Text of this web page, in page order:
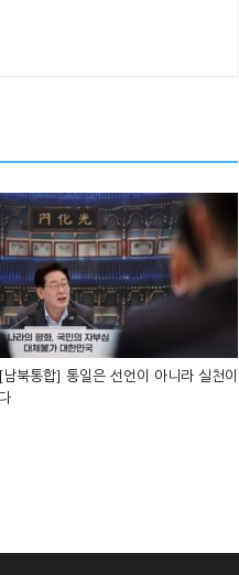
[남북통합] 통일은 선언이 아니라 실천이
다